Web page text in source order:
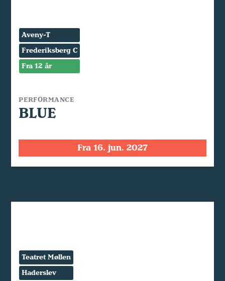
Aveny-T
Frederiksberg C
Fra 12 år
PERFORMANCE
BLUE
Fra 16. jun. 2027
Teatret Møllen
Haderslev